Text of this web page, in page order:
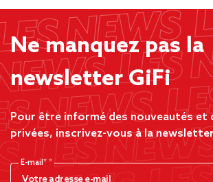
Ne manquez pas la
newsletter GiFi
Pour être informé des nouveautés et
privées, inscrivez-vous à la newsletter
E-mail*